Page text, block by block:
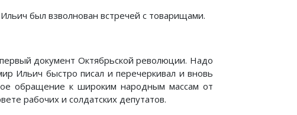
был взволнован встречей с товарищами.
документ Октябрьской революции. Надо
Ильич быстро писал и перечеркивал и вновь
обращение к широким народным массам от
рабочих и солдатских депутатов.